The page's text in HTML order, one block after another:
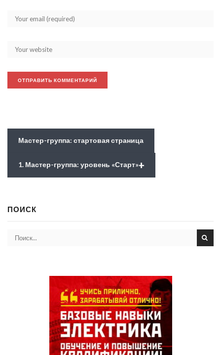
Мастер-группа: стартовая страница
+
1. Мастер-группа: уровень «Старт»
ПОИСК